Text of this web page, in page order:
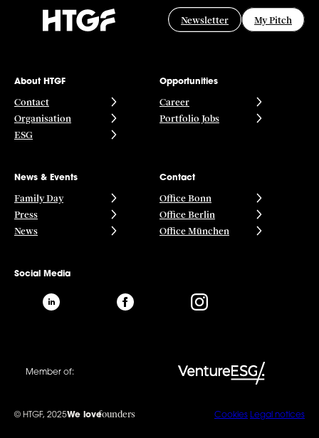
Newsletter My Pitch
About HTGF
Contact
Organisation
ESG
Opportunities
Career
Portfolio Jobs
News & Events
Family Day
Press
News
Contact
Office Bonn
Office Berlin
Office München
Social Media
Member of:
© HTGF, 2025We lovefounders Cookies Legal notices